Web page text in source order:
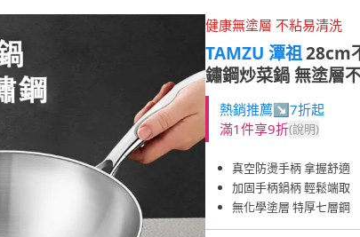
健康無塗層 不粘易清洗
TAMZU 潭祖28cm
鏽鋼炒菜鍋 無塗層
熱銷推薦↘7折起
滿1件享9折(說明)
真空防燙手柄 拿握舒適
加固手柄鍋柄 輕鬆端取
無化學塗層 特厚七層鋼